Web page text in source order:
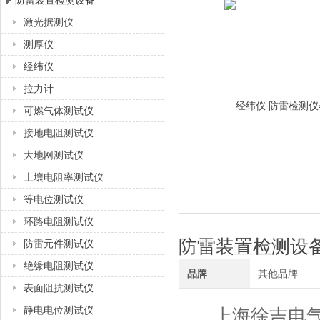
上海徐吉电气有限公司
激光据测仪
测厚仪
经纬仪
拉力计
可燃气体测试仪
接地电阻测试仪
大地网测试仪
土壤电阻率测试仪
等电位测试仪
环路电阻测试仪
防雷元件测试仪
绝缘电阻测试仪
表面阻抗测试仪
静电电位测试仪
防雷装置检测设
品牌 其他品牌